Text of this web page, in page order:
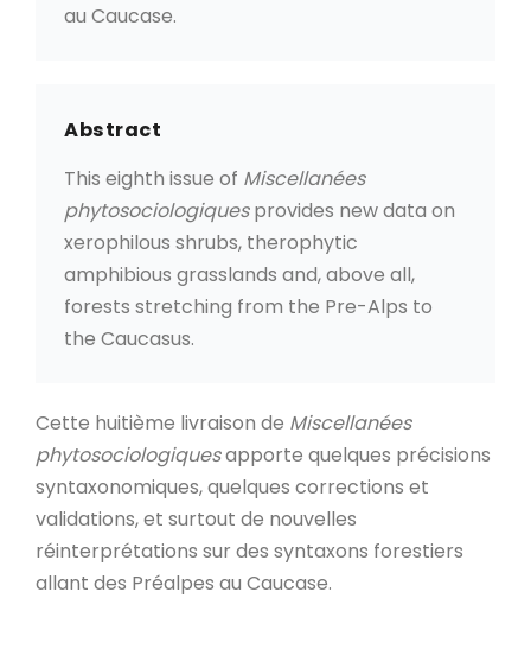
au Caucase.
Abstract
This eighth issue of Miscellanées
phytosociologiquesprovides new data on
xerophilous shrubs, therophytic
amphibious grasslands and, above all,
forests stretching from the Pre-Alps to
the Caucasus.
Cette huitième livraison de Miscellanées
phytosociologiquesapporte quelques précisions
syntaxonomiques, quelques corrections et
validations, et surtout de nouvelles
réinterprétations sur des syntaxons forestiers
allant des Préalpes au Caucase.